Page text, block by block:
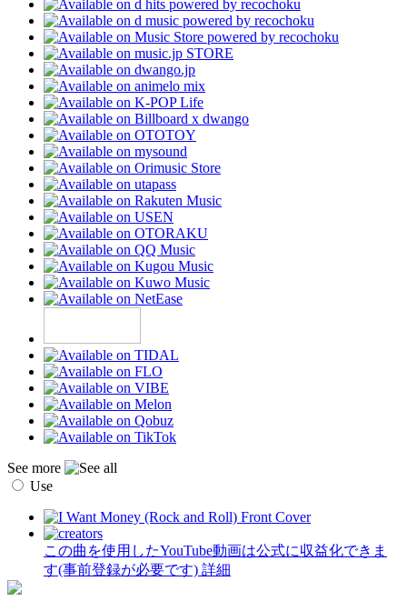
See more
Use
この曲を使用したYouTube動画は公式に収益化できま
す(事前登録が必要です) 詳細